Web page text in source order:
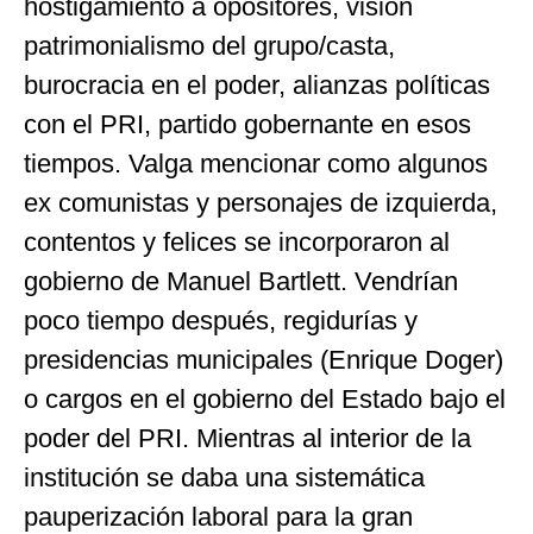
hostigamiento a opositores, visión
patrimonialismo del grupo/casta,
burocracia en el poder, alianzas políticas
con el PRI, partido gobernante en esos
tiempos. Valga mencionar como algunos
ex comunistas y personajes de izquierda,
contentos y felices se incorporaron al
gobierno de Manuel Bartlett. Vendrían
poco tiempo después, regidurías y
presidencias municipales (Enrique Doger)
o cargos en el gobierno del Estado bajo el
poder del PRI. Mientras al interior de la
institución se daba una sistemática
pauperización laboral para la gran